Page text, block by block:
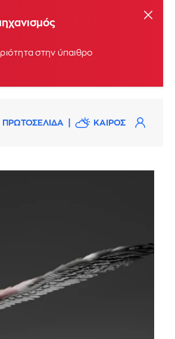
στην ύπαιθρο
ΠΡΩΤΟΣΕΛΙΔΑ ΚΑΙΡΟΣ